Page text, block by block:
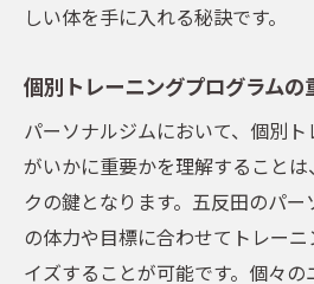
しい体を手に入れる秘訣です。
個別トレーニングプログラムの
パーソナルジムにおいて、個別
がいかに重要かを理解すること
クの鍵となります。五反田のパ
の体力や目標に合わせてトレー
イズすることが可能です。個々